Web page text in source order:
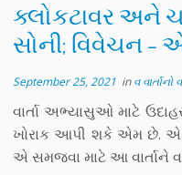
ક્લોકટાવર અને
સોની; વિવેચન –
September 25, 2021 inવ વાર્તાનો વ
વાર્તા અભ્યાસુઓ માટે
ખોરાક આપી શકે એમ છે.
એ સમજવા માટે આ વાર્તાને